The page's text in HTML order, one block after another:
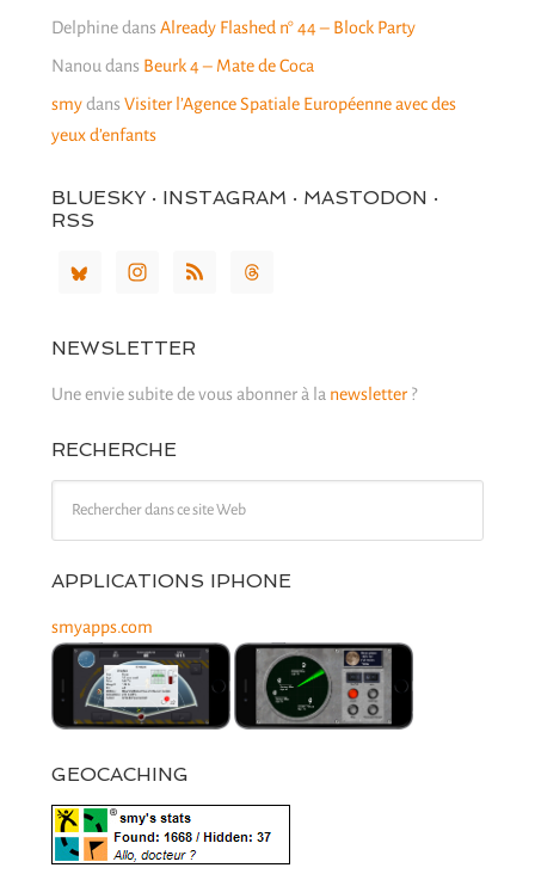
Delphinedans Already Flashed n° 44 – Block Party
Nanou dans Beurk 4 – Mate de Coca
smydans Visiter l’Agence Spatiale Européenne avec des
yeux d’enfants
BLUESKY · INSTAGRAM · MASTODON ·
RSS
NEWSLETTER
Une envie subite de vous abonner à la newsletter?
RECHERCHE
APPLICATIONS IPHONE
smyapps.com
GEOCACHING